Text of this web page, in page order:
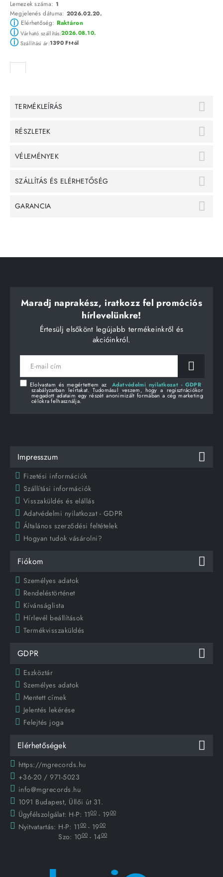
Lemezek száma: 1
Megjelenés dátuma: 2026.02.20.
ⓘElérhetőség: Raktáron
ⓘVárható szállítás:2026.08.10.
ⓘSzállítási ár:1390 Ft-tól
TERMÉKLEÍRÁS
RÉSZLETEK
VÉLEMÉNYEK
SZÁLLÍTÁS ÉS ELÉRHETŐSÉG
GARANCIA
Maradj naprakész, iratkozz fel promóciós
hírlevelünkre!
Értesülj elsőkönt legújabb termékeinkről és
akcióinkról.
E-
mail
Elolvastam és megértettem az Adatvédelmi nyilatkozat - GDPR
szabályzatban leírtakat. Tudomásul veszem, hogy a regisztrációkor
megadott adataim egy részét anonimizált formában a cég marketing
célokra felhasználja.
Impresszum
Fizetési információk
Szállítási információk
Visszaküldés és elállás
Adatvédelmi nyilatkozat - GDPR
Általános szerződési feltételek
Hogyan tudok vásárolni?
Fiókom
Személyes adatok
Rendeléstörténet
Kívánságlista
Hírlevél beállítások
Termékvisszaküldés
GDPR
Eszköztár
Személyes adatok
Mentett címek
Jelentés lekérése
Felejtés joga
Elérhetőségek
https://mgrecords.hu
+36-20 / 971-5023
info@mgrecords.hu
1091 Budapest, Üllői út 31.
Ügyfélszolgálat: H-P: 1100 - 1900
Nyitvatartás: H-P: 1100 - 1900
Szo: 1000 - 1400